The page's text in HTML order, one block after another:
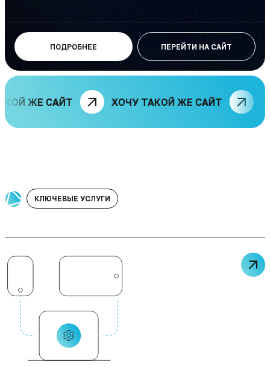
ПОДРОБНЕЕ ПЕРЕЙТИ НА САЙТ
ЖЕ САЙТ ХОЧУ ТАКОЙ ЖЕ САЙТ
КЛЮЧЕВЫЕ УСЛУГИ